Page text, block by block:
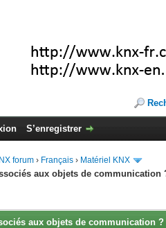
S’enregistrer
forum › Français › Matériel KNX
aux objets de communication
aux objets de communication ?